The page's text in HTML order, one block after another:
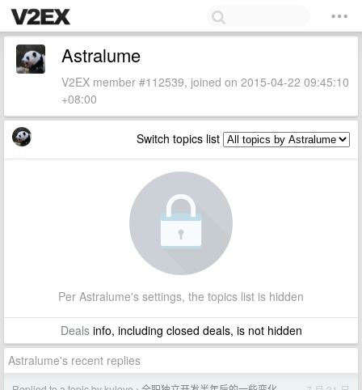
Astralume
V2EX member #112539, joined on 2015-04-22 09:45:10
+08:00
Switch topics list
Per Astralume's settings, the topics list is hidden
Dealsinfo, including closed deals, is not hidden
Astralume's recent replies